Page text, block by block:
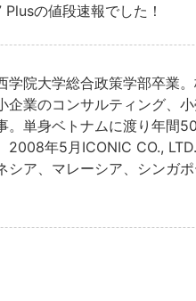
の値段速報でした！
学院大学総合政策学部卒業
企業のコンサルティング、
。単身ベトナムに渡り年間
2008年5月ICONIC CO.,
シア、マレーシア、シンガ